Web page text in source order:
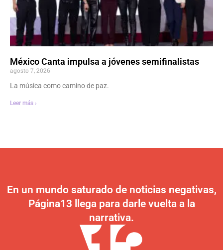
México Canta impulsa a jóvenes semifinalistas
agosto 7, 2026
La música como camino de paz.
Leer más ›
En un mundo saturado de noticias negativas,
Página13 llega para darle vuelta a la
narrativa.